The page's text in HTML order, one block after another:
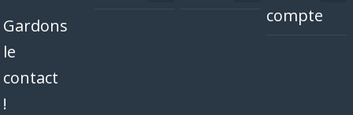
Gardons
le
contact
!
compte